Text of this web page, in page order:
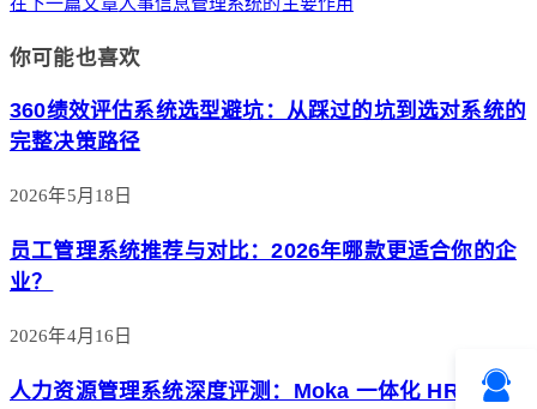
你可能也喜欢
360绩效评估系统选型避坑：从踩过的坑到选对系统的
完整决策路径
2026年5月18日
员工管理系统推荐与对比：2026年哪款更适合你的企
业？
2026年4月16日
人力资源管理系统深度评测：Moka 一体化 HR 平台